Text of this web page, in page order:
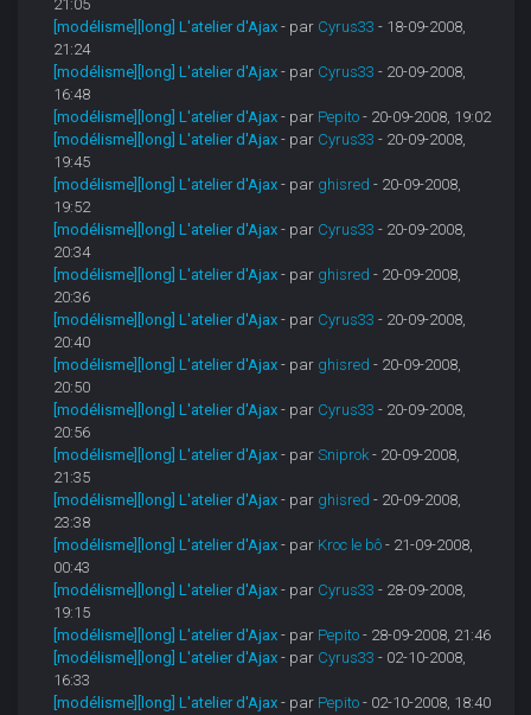
21:05
[modélisme][long] L'atelier d'Ajax - par Cyrus33 - 18-09-2008,
21:24
[modélisme][long] L'atelier d'Ajax - par Cyrus33 - 20-09-2008,
16:48
[modélisme][long] L'atelier d'Ajax - par Pepito - 20-09-2008, 19:02
[modélisme][long] L'atelier d'Ajax - par Cyrus33 - 20-09-2008,
19:45
[modélisme][long] L'atelier d'Ajax - par ghisred - 20-09-2008,
19:52
[modélisme][long] L'atelier d'Ajax - par Cyrus33 - 20-09-2008,
20:34
[modélisme][long] L'atelier d'Ajax - par ghisred - 20-09-2008,
20:36
[modélisme][long] L'atelier d'Ajax - par Cyrus33 - 20-09-2008,
20:40
[modélisme][long] L'atelier d'Ajax - par ghisred - 20-09-2008,
20:50
[modélisme][long] L'atelier d'Ajax - par Cyrus33 - 20-09-2008,
20:56
[modélisme][long] L'atelier d'Ajax - parSniprok - 20-09-2008,
21:35
[modélisme][long] L'atelier d'Ajax - par ghisred - 20-09-2008,
23:38
[modélisme][long] L'atelier d'Ajax - par Kroc le bô - 21-09-2008,
00:43
[modélisme][long] L'atelier d'Ajax - par Cyrus33 - 28-09-2008,
19:15
[modélisme][long] L'atelier d'Ajax - par Pepito - 28-09-2008, 21:46
[modélisme][long] L'atelier d'Ajax - par Cyrus33 - 02-10-2008,
16:33
[modélisme][long] L'atelier d'Ajax - par Pepito - 02-10-2008, 18:40